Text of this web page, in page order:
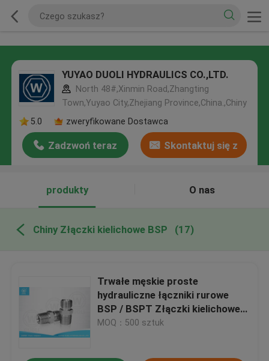
YUYAO DUOLI HYDRAULICS CO.,LTD.
North 48#,Xinmin Road,Zhangting
Town,Yuyao City,Zhejiang Province,China.,Chiny
5.0
zweryfikowane Dostawca
Zadzwoń teraz Skontaktuj się z
produkty
O nas
Chiny Złączki kielichowe BSP (17)
Trwałe męskie proste
hydrauliczne łączniki rurowe
BSP / BSPT Złączki kielichowe
60 stopni
MOQ：500 sztuk